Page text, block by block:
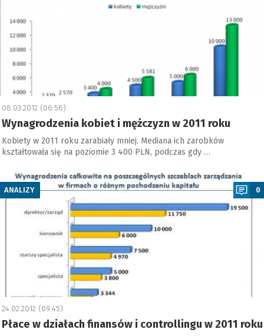
08.03.2012 (06:56)
Wynagrodzenia kobiet i mężczyzn w 2011 roku
Kobiety w 2011 roku zarabiały mniej. Mediana ich zarobków
kształtowała się na poziomie 3 400 PLN, podczas gdy …
ANALIZY 0
24.02.2012 (09:45)
Płace w działach finansów i controllingu w 2011 roku